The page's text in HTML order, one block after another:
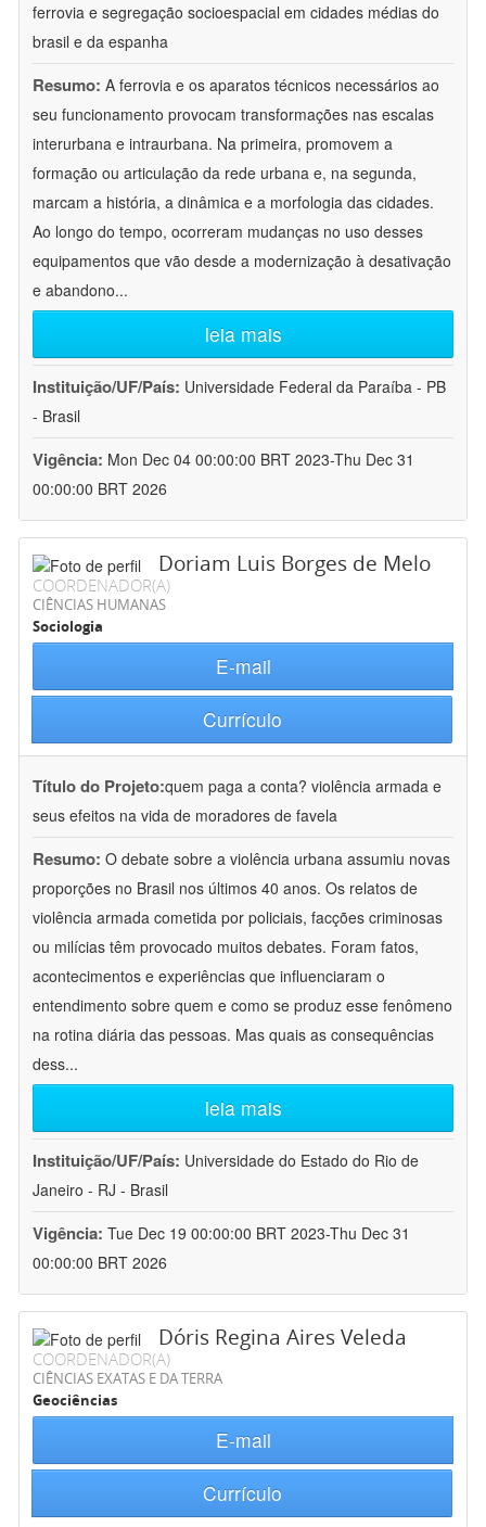
ferrovia e segregação socioespacial em cidades médias do
brasil e da espanha
Resumo: A ferrovia e os aparatos técnicos necessários ao
seu funcionamento provocam transformações nas escalas
interurbana e intraurbana. Na primeira, promovem a
formação ou articulação da rede urbana e, na segunda,
marcam a história, a dinâmica e a morfologia das cidades.
Ao longo do tempo, ocorreram mudanças no uso desses
equipamentos que vão desde a modernização à desativação
e abandono...
leia mais
Instituição/UF/País: Universidade Federal da Paraíba - PB
- Brasil
Vigência: Mon Dec 04 00:00:00 BRT 2023-Thu Dec 31
00:00:00 BRT 2026
Doriam Luis Borges de Melo
COORDENADOR(A)
CIÊNCIAS HUMANAS
Sociologia
E-mail
Currículo
Título do Projeto:quem paga a conta? violência armada e
seus efeitos na vida de moradores de favela
Resumo: O debate sobre a violência urbana assumiu novas
proporções no Brasil nos últimos 40 anos. Os relatos de
violência armada cometida por policiais, facções criminosas
ou milícias têm provocado muitos debates. Foram fatos,
acontecimentos e experiências que influenciaram o
entendimento sobre quem e como se produz esse fenômeno
na rotina diária das pessoas. Mas quais as consequências
dess...
leia mais
Instituição/UF/País: Universidade do Estado do Rio de
Janeiro - RJ - Brasil
Vigência: Tue Dec 19 00:00:00 BRT 2023-Thu Dec 31
00:00:00 BRT 2026
Dóris Regina Aires Veleda
COORDENADOR(A)
CIÊNCIAS EXATAS E DA TERRA
Geociências
E-mail
Currículo